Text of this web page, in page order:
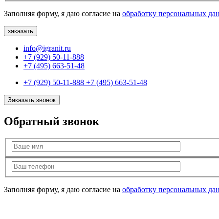
Заполняя форму, я даю согласие на обработку персональных
info@igranit.ru
+7 (929) 50-11-888
+7 (495) 663-51-48
+7 (929) 50-11-888 +7 (495) 663-51-48
Заказать звонок
Обратный звонок
Заполняя форму, я даю согласие на обработку персональных